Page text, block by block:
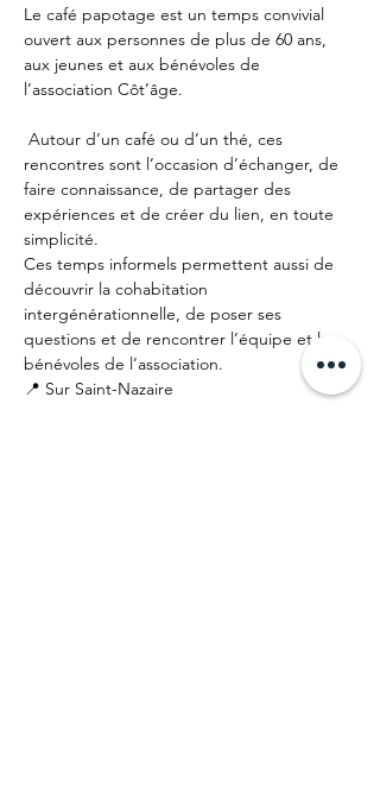
Le café papotage est un temps convivial
ouvert aux personnes de plus de 60 ans,
aux jeunes et aux bénévoles de
l’association Côt’âge.
rencontres sont l’occasion d’échanger, de
faire connaissance, de partager des
expériences et de créer du lien, en toute
simplicité.
Ces temps informels permettent aussi de
découvrir la cohabitation
intergénérationnelle, de poser ses
questions et de rencontrer l’équipe et les
bénévoles de l’association.
📍 Sur Saint-Nazaire